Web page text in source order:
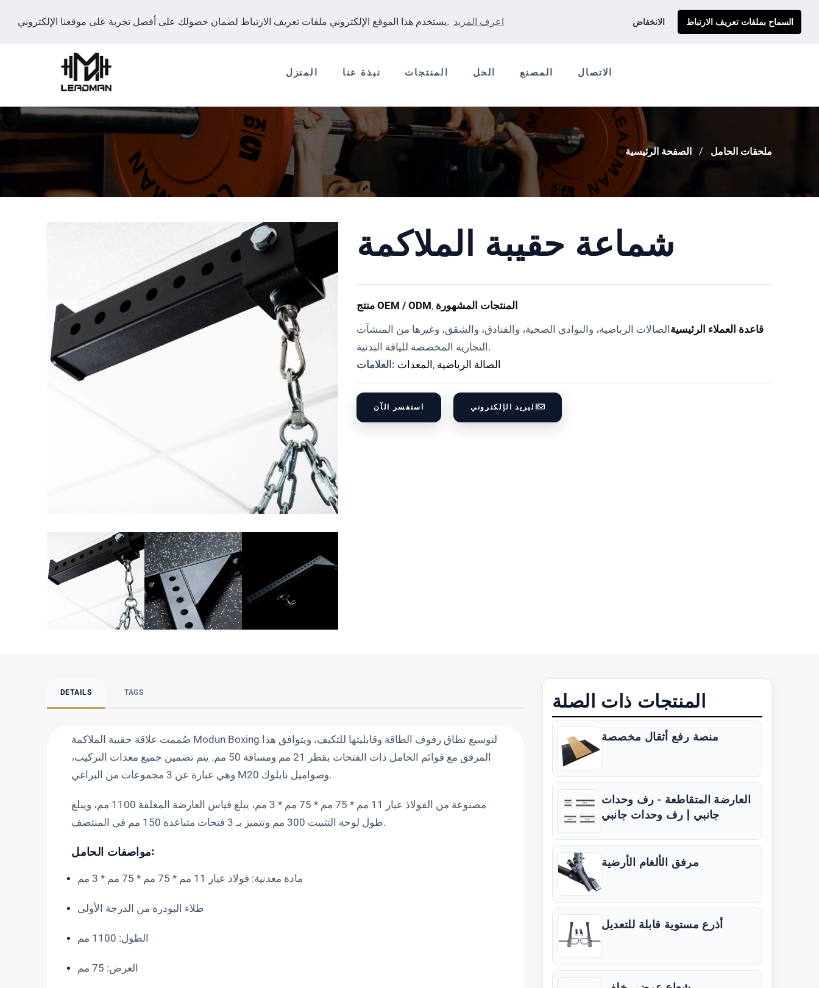
يستخدم هذا الموقع الإلكتروني ملفات تعريف الارتباط لضمان حصولك على أفضل تجربة على موقعنا الإلكتروني. اعرف المزيد الانخفاض السماح بملفات تعريف الارتباط Ads@qdmodun.com احصل على عرض سعر مخصص لك
المنزل نبذة عنا المنتجات الحل المصنع الاتصال
الصفحة الرئيسية ملحقات الحامل
شماعة حقيبة الملاكمة
منتج OEM / ODM, المنتجات المشهورة
قاعدة العملاء الرئيسية الصالات الرياضية، والنوادي الصحية، والفنادق، والشقق، وغيرها من المنشآت
التجارية المخصصة للياقة البدنية.
العلامات: المعدات , الصالة الرياضية
استفسر الآن البريد الإلكتروني
DETAILS TAGS
صُممت علاقة حقيبة الملاكمة Modun Boxing لتوسيع نطاق رفوف الطاقة وقابليتها للتكيف، ويتوافق هذا
المرفق مع قوائم الحامل ذات الفتحات بقطر 21 مم ومسافة 50 مم. يتم تضمين جميع معدات التركيب،
وهي عبارة عن 3 مجموعات من البراغي M20 وصواميل نايلوك.
مصنوعة من الفولاذ عيار 11 مم * 75 مم * 75 مم * 3 مم، يبلغ قياس العارضة المعلقة 1100 مم، ويبلغ
طول لوحة التثبيت 300 مم وتتميز بـ 3 فتحات متباعدة 150 مم في المنتصف.
مواصفات الحامل:
مادة معدنية: فولاذ عيار 11 مم * 75 مم * 75 مم * 3 مم
طلاء البودرة من الدرجة الأولى
الطول: 1100 مم
العرض: 75 مم
المنتجات ذات الصلة
منصة رفع أثقال مخصصة
العارضة المتقاطعة - رف وحدات
جانبي | رف وحدات جانبي
مرفق الألغام الأرضية
أذرع مستوية قابلة للتعديل